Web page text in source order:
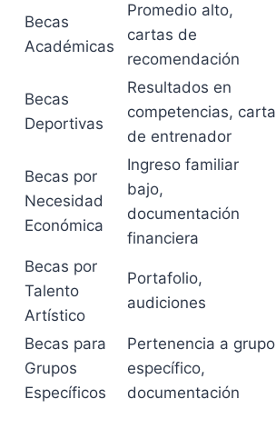
Becas
Académicas
Promedio alto,
cartas de
recomendación
Becas
Deportivas
Resultados en
competencias, carta
de entrenador
Becas por
Necesidad
Económica
Ingreso familiar
bajo,
documentación
financiera
Becas por
Talento
Artístico
Portafolio,
audiciones
Becas para
Grupos
Específicos
Pertenencia a grupo
específico,
documentación